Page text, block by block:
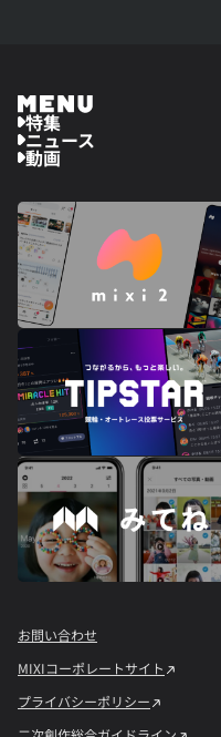
特集
ニュース
動画
お問い合わせ
MIXIコーポレートサイト
プライバシーポリシー